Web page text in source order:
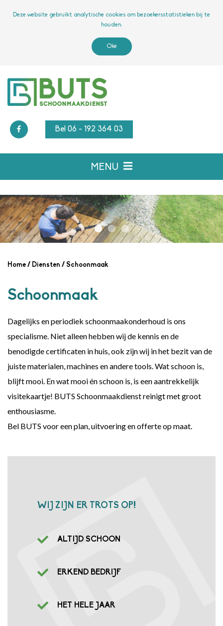
Deze website gebruikt analytische cookies om bezoekersstatistieken bij te
houden.
Oké
Bel 06 - 192 364 03
MENU
Home / Diensten / Schoonmaak
Schoonmaak
Dagelijks en periodiek schoonmaakonderhoud is ons
specialisme. Niet alleen hebben wij de kennis en de
benodigde certificaten in huis, ook zijn wij in het bezit van de
juiste materialen, machines en andere tools. Wat schoon is,
blijft mooi. En wat mooi én schoon is, is een aantrekkelijk
visitekaartje! BUTS Schoonmaakdienst reinigt met groot
enthousiasme.
Bel BUTS voor een plan, uitvoering en offerte op maat.
WIJ ZIJN ER TROTS OP!
ALTIJD SCHOON
ERKEND BEDRIJF
HET HELE JAAR